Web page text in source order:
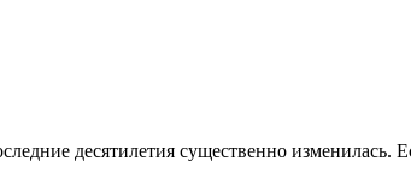
десятилетия существенно изменилась.